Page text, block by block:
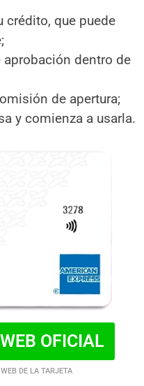
crédito, que puede
aprobación dentro de
de apertura;
y comienza a usarla.
OFICIAL
DE LA TARJETA